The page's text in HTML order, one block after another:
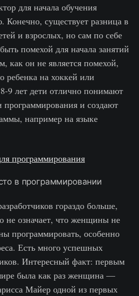
для начала обучения
Конечно, существует разница в
и взрослых, но сам по себе
помехой для начала занятий
как он не является помехой,
ребенка на хоккей или
9 лет дети отлично понимают
программирования и создают
например на языке
в программировании
гораздо больше,
не означает, что женщины не
программировать, особенно
Есть много успешных
Интересный факт: первым
была как раз женщина —
Майер одной из первых